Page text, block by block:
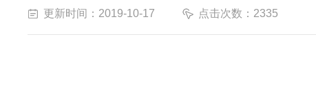
更新时间：2019-10-17 点击次数：2335